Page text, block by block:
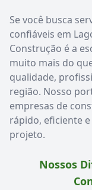
Se você busca
confiáveis em
Construção é a
muito mais do
qualidade,
região. Nosso
empresas de
rápido, eficiente
projeto.
Nossos